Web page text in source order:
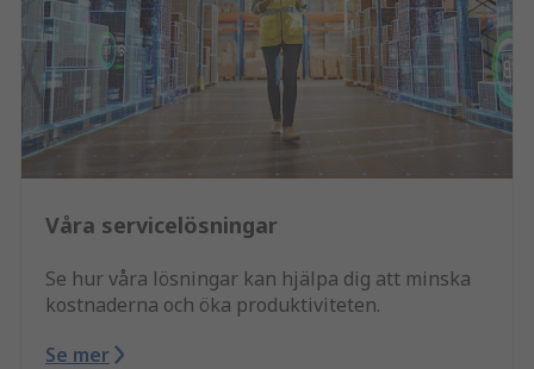
Våra servicelösningar
Se hur våra lösningar kan hjälpa dig att minska
kostnaderna och öka produktiviteten.
Se mer